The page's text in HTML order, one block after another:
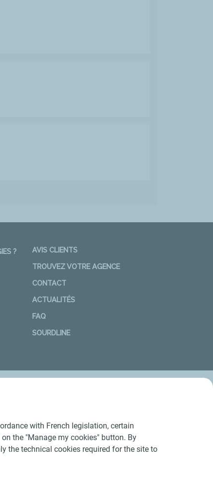
?
AVIS CLIENTS
TROUVEZ VOTRE AGENCE
CONTACT
ACTUALITÉS
FAQ
SOURDLINE
with French legislation, certain
the "Manage my cookies" button. By
the technical cookies required for the site to